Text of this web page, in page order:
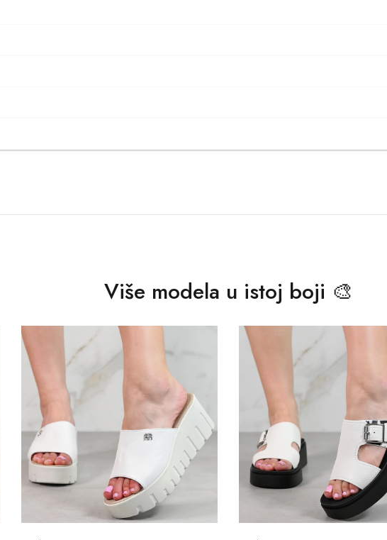
Više modela u istoj boji 🎨